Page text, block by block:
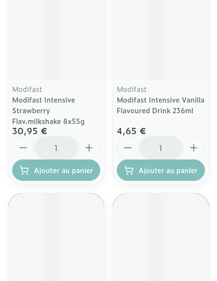
Modifast
Modifast Intensive
Strawberry
Flav.milkshake 8x55g
30,95 €
Ajouter au panier
Modifast
Modifast Intensive Vanilla
Flavoured Drink 236ml
4,65 €
Ajouter au panier